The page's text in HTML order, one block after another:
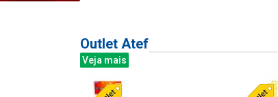
Outlet Atef
Veja mais